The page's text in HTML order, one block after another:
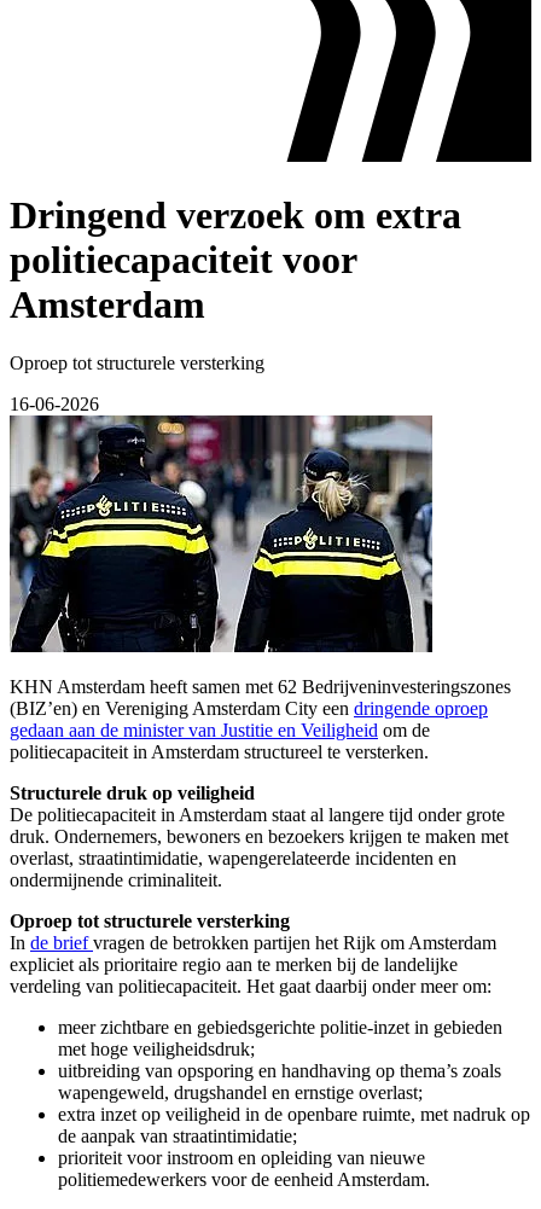
Dringend verzoek om extra
politiecapaciteit voor
Amsterdam
Oproep tot structurele versterking
16-06-2026
KHN Amsterdam heeft samen met 62 Bedrijveninvesteringszones
(BIZ’en) en Vereniging Amsterdam City een dringende oproep
gedaan aan de minister van Justitie en Veiligheid om de
politiecapaciteit in Amsterdam structureel te versterken.
Structurele druk op veiligheid
De politiecapaciteit in Amsterdam staat al langere tijd onder grote
druk. Ondernemers, bewoners en bezoekers krijgen te maken met
overlast, straatintimidatie, wapengerelateerde incidenten en
ondermijnende criminaliteit.
Oproep tot structurele versterking
In de briefvragen de betrokken partijen het Rijk om Amsterdam
expliciet als prioritaire regio aan te merken bij de landelijke
verdeling van politiecapaciteit. Het gaat daarbij onder meer om:
meer zichtbare en gebiedsgerichte politie-inzet in gebieden
met hoge veiligheidsdruk;
uitbreiding van opsporing en handhaving op thema’s zoals
wapengeweld, drugshandel en ernstige overlast;
extra inzet op veiligheid in de openbare ruimte, met nadruk op
de aanpak van straatintimidatie;
prioriteit voor instroom en opleiding van nieuwe
politiemedewerkers voor de eenheid Amsterdam.